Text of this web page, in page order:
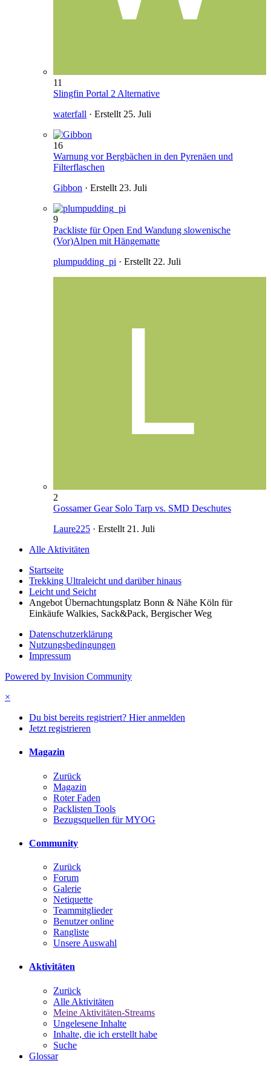
11
Slingfin Portal 2 Alternative
waterfall · Erstellt 25. Juli
16
Warnung vor Bergbächen in den Pyrenäen und
Filterflaschen
Gibbon · Erstellt 23. Juli
9
Packliste für Open End Wandung slowenische
(Vor)Alpen mit Hängematte
plumpudding_pi · Erstellt 22. Juli
2
Gossamer Gear Solo Tarp vs. SMD Deschutes
Laure225 · Erstellt 21. Juli
Alle Aktivitäten
Startseite
Trekking Ultraleicht und darüber hinaus
Leicht und Seicht
Angebot Übernachtungsplatz Bonn & Nähe Köln für
Einkäufe Walkies, Sack&Pack, Bergischer Weg
Datenschutzerklärung
Nutzungsbedingungen
Impressum
Powered by Invision Community
×
Du bist bereits registriert? Hier anmelden
Jetzt registrieren
Magazin
Zurück
Magazin
Roter Faden
Packlisten Tools
Bezugsquellen für MYOG
Community
Zurück
Forum
Galerie
Netiquette
Teammitglieder
Benutzer online
Rangliste
Unsere Auswahl
Aktivitäten
Zurück
Alle Aktivitäten
Meine Aktivitäten-Streams
Ungelesene Inhalte
Inhalte, die ich erstellt habe
Suche
Glossar